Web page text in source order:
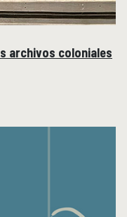
archivos coloniales